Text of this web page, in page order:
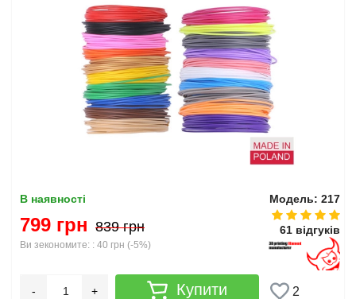
В наявності Модель: 217
61 відгуків
799 грн 839 грн
Ви зекономите: : 40 грн (-5%)
+
- Купити 2